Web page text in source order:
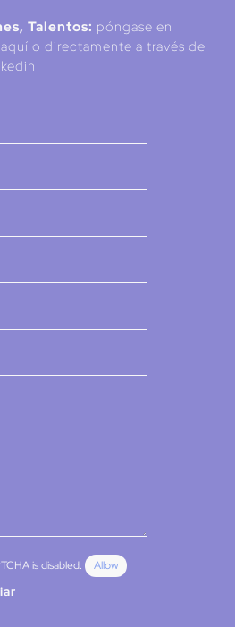
Talentos: póngase en
o directamente a través de
is disabled. Allow